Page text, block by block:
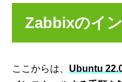
Zabbixのイ
ここからは、 Ubuntu